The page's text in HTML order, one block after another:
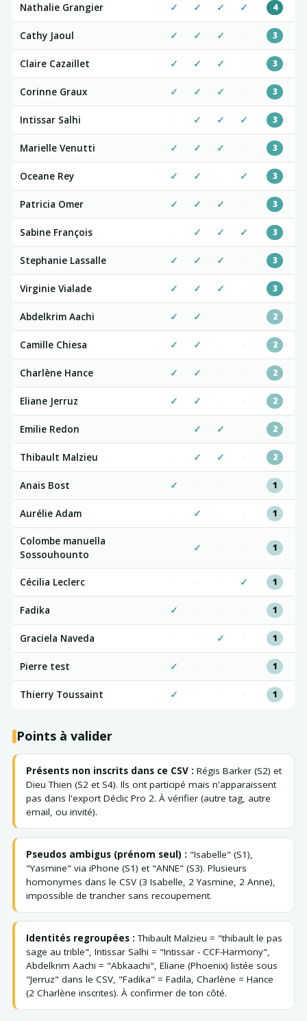
Nathalie Grangier ✓ ✓ ✓ ✓ 4
Cathy Jaoul ✓ ✓ ✓ · 3
Claire Cazaillet ✓ ✓ ✓ · 3
Corinne Graux ✓ ✓ ✓ · 3
Intissar Salhi · ✓ ✓ ✓ 3
Marielle Venutti ✓ ✓ ✓ · 3
Oceane Rey ✓ ✓ · ✓ 3
Patricia Omer ✓ ✓ ✓ · 3
Sabine François · ✓ ✓ ✓ 3
Stephanie Lassalle ✓ ✓ ✓ · 3
Virginie Vialade ✓ ✓ ✓ · 3
Abdelkrim Aachi ✓ ✓ · · 2
Camille Chiesa ✓ ✓ · · 2
Charlène Hance ✓ ✓ · · 2
Eliane Jerruz ✓ ✓ · · 2
Emilie Redon · ✓ ✓ · 2
Thibault Malzieu · ✓ ✓ · 2
Anais Bost ✓ · · · 1
Aurélie Adam · ✓ · · 1
Colombe manuella
Sossouhounto
· ✓ · · 1
Cécilia Leclerc · · · ✓ 1
Fadika ✓ · · · 1
Graciela Naveda · · ✓ · 1
Pierre test ✓ · · · 1
Thierry Toussaint ✓ · · · 1
Points à valider
Présents non inscrits dans ce CSV : Régis Barker (S2) et
Dieu Thien (S2 et S4). Ils ont participé mais n'apparaissent
pas dans l'export Déclic Pro 2. À vérifier (autre tag, autre
email, ou invité).
Pseudos ambigus (prénom seul) : "Isabelle" (S1),
"Yasmine" via iPhone (S1) et "ANNE" (S3). Plusieurs
homonymes dans le CSV (3 Isabelle, 2 Yasmine, 2 Anne),
impossible de trancher sans recoupement.
Identités regroupées : Thibault Malzieu = "thibault le pas
sage au trible", Intissar Salhi = "Intissar - CCF-Harmony",
Abdelkrim Aachi = "Abkaachi", Eliane (Phoenix) listée sous
"Jerruz" dans le CSV, "Fadika" = Fadila, Charlène = Hance
(2 Charlène inscrites). À confirmer de ton côté.